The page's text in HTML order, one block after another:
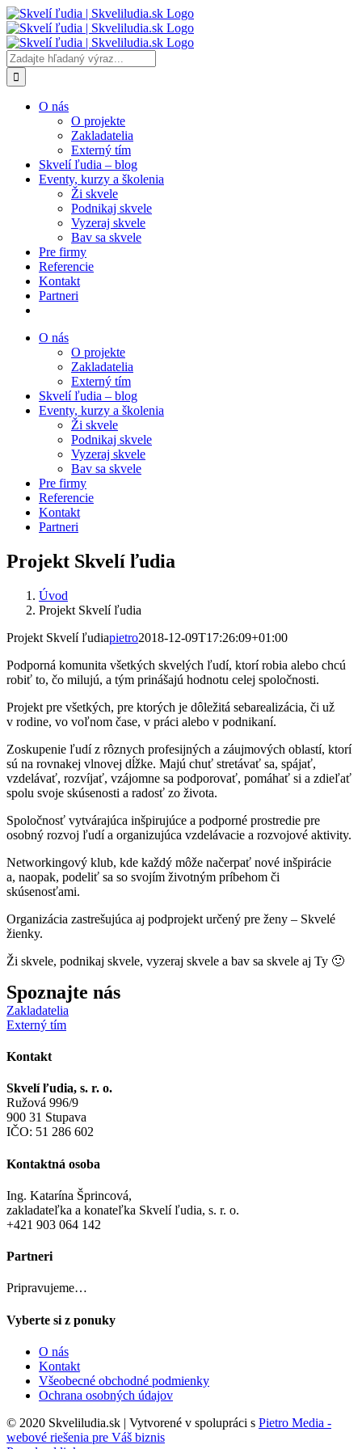
Skip
to
content
Vyhľadať:
O nás
O projekte
Zakladatelia
Externý tím
Skvelí ľudia – blog
Eventy, kurzy a školenia
Ži skvele
Podnikaj skvele
Vyzeraj skvele
Bav sa skvele
Pre firmy
Referencie
Kontakt
Partneri
O nás
O projekte
Zakladatelia
Externý tím
Skvelí ľudia – blog
Eventy, kurzy a školenia
Ži skvele
Podnikaj skvele
Vyzeraj skvele
Bav sa skvele
Pre firmy
Referencie
Kontakt
Partneri
Projekt Skvelí ľudia
Úvod
Projekt Skvelí ľudia
Projekt Skvelí ľudiapietro2018-12-09T17:26:09+01:00
Podporná komunita všetkých skvelých ľudí, ktorí robia alebo chcú
robiť to, čo milujú, a tým prinášajú hodnotu celej spoločnosti.
Projekt pre všetkých, pre ktorých je dôležitá sebarealizácia, či už
v rodine, vo voľnom čase, v práci alebo v podnikaní.
Zoskupenie ľudí z rôznych profesijných a záujmových oblastí, ktorí
sú na rovnakej vlnovej dĺžke. Majú chuť stretávať sa, spájať,
vzdelávať, rozvíjať, vzájomne sa podporovať, pomáhať si a zdieľať
spolu svoje skúsenosti a radosť zo života.
Spoločnosť vytvárajúca inšpirujúce a podporné prostredie pre
osobný rozvoj ľudí a organizujúca vzdelávacie a rozvojové aktivity.
Networkingový klub, kde každý môže načerpať nové inšpirácie
a, naopak, podeliť sa so svojím životným príbehom či
skúsenosťami.
Organizácia zastrešujúca aj podprojekt určený pre ženy – Skvelé
žienky.
Ži skvele, podnikaj skvele, vyzeraj skvele a bav sa skvele aj Ty 🙂
Spoznajte nás
Zakladatelia
Externý tím
Kontakt
Skvelí ľudia, s. r. o.
Ružová 996/9
900 31 Stupava
IČO: 51 286 602
Kontaktná osoba
Ing. Katarína Šprincová,
zakladateľka a konateľka Skvelí ľudia, s. r. o.
+421 903 064 142
Partneri
Pripravujeme…
Vyberte si z ponuky
O nás
Kontakt
Všeobecné obchodné podmienky
Ochrana osobných údajov
© 2020 Skveliludia.sk | Vytvorené v spolupráci s Pietro Media -
webové riešenia pre Váš biznis